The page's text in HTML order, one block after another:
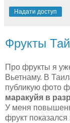
Надати доступ
Фрукты
Про фрукты я
Вьетнаму. В
публикую фото
маракуйя в
У меня
фрукт